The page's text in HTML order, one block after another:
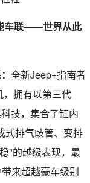
车联——世界从此
全新Jeep+指南者
，拥有以第三代
技，集合了缸内
式排气歧管、变排
"的越级表现，最
来超越豪车级别